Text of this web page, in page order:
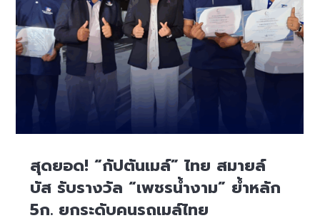
สุดยอด! “กัปตันเมล์” ไทย สมายล์
บัส รับรางวัล “เพชรน้ำงาม” ย้ำหลัก
5ก. ยกระดับคนรถเมล์ไทย